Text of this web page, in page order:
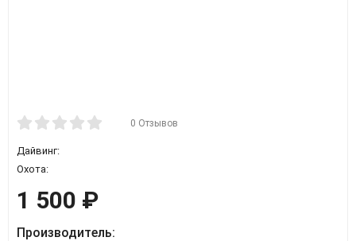
0 Отзывов
Дайвинг:
Охота:
1 500 ₽
Производитель: